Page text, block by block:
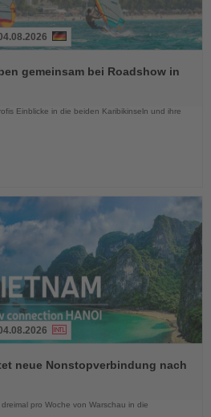
gemeinsam bei Roadshow in
Einblicke in die beiden Karibikinseln und ihre
neue Nonstopverbindung nach
pro Woche von Warschau in die